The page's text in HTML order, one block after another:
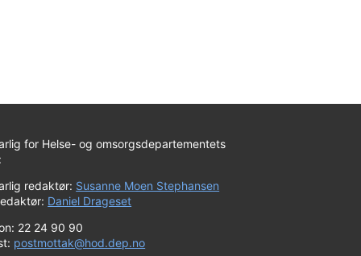
for Helse- og omsorgsdepartementets
redaktør: Susanne Moen Stephansen
Daniel Drageset
22 24 90 90
postmottak@hod.dep.no